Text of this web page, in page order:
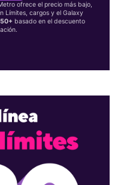
ofrece el precio más bajo,
Límites, cargos y el Galaxy
basado en el descuento